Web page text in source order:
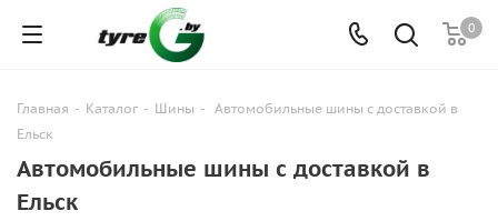
0
Главная - Каталог - Шины - Автомобильные шины с доставкой в
Ельск
Автомобильные шины с доставкой в
Ельск